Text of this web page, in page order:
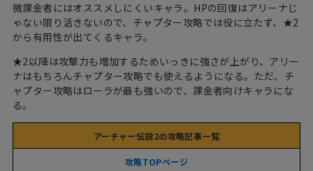
微課金者にはオススメしにくいキャラ。HPの回復はアリーナじ
ゃない限り活きないので、チャプター攻略では役に立たず、★2
から有用性が出てくるキャラ。
★2以降は攻撃力も増加するためいっきに強さが上がり、アリー
ナはもちろんチャプター攻略でも使えるようになる。ただ、チ
ャプター攻略はローラが最も強いので、課金者向けキャラにな
る。
アーチャー伝説2の攻略記事一覧
攻略TOPページ